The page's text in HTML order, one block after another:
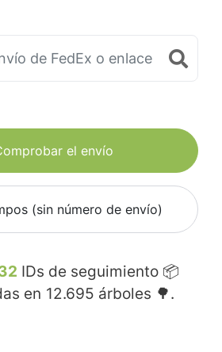
el envío
(sin número de envío)
IDs de seguimiento 📦
en 12.695 árboles 🌳.